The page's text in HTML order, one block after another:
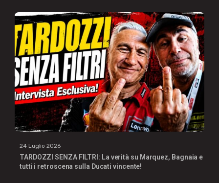
24 Luglio 2026
TARDOZZI SENZA FILTRI: La verità su Marquez, Bagnaia e
tutti i retroscena sulla Ducati vincente!